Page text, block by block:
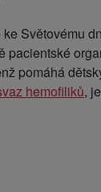
Světovému
pacientské
pomáhá
hemofiliků,